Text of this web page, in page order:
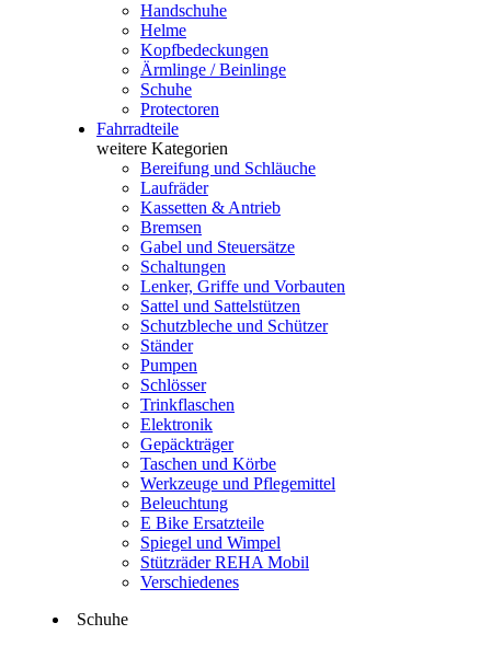
Handschuhe
Helme
Kopfbedeckungen
Ärmlinge / Beinlinge
Schuhe
Protectoren
Fahrradteile
weitere Kategorien
Bereifung und Schläuche
Laufräder
Kassetten & Antrieb
Bremsen
Gabel und Steuersätze
Schaltungen
Lenker, Griffe und Vorbauten
Sattel und Sattelstützen
Schutzbleche und Schützer
Ständer
Pumpen
Schlösser
Trinkflaschen
Elektronik
Gepäckträger
Taschen und Körbe
Werkzeuge und Pflegemittel
Beleuchtung
E Bike Ersatzteile
Spiegel und Wimpel
Stützräder REHA Mobil
Verschiedenes
Schuhe